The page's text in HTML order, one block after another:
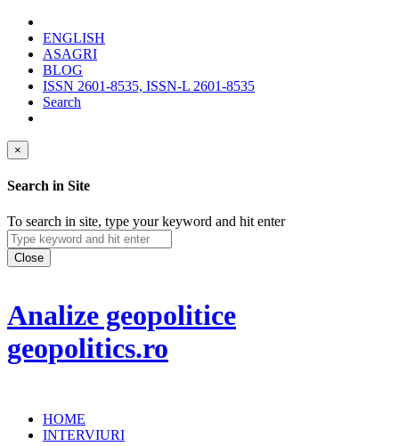
ENGLISH
ASAGRI
BLOG
ISSN 2601-8535, ISSN-L 2601-8535
Search
×
Search in Site
To search in site, type your keyword and hit enter
Close
Analize geopolitice
geopolitics.ro
HOME
INTERVIURI